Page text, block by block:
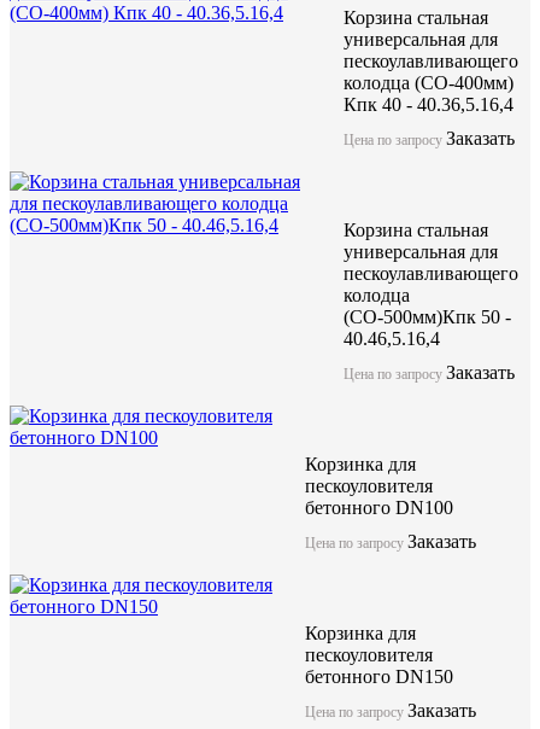
Корзина стальная
универсальная для
пескоулавливающего
колодца (СО-400мм)
Кпк 40 - 40.36,5.16,4
Цена по запросу Заказать
Корзина стальная
универсальная для
пескоулавливающего
колодца
(СО-500мм)Кпк 50 -
40.46,5.16,4
Цена по запросу Заказать
Корзинка для
пескоуловителя
бетонного DN100
Цена по запросуЗаказать
Корзинка для
пескоуловителя
бетонного DN150
Цена по запросуЗаказать